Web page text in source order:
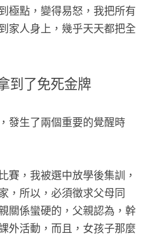
極點，變得易怒，我把所有
家人身上，幾乎天天都把全
到了免死金牌
發生了兩個重要的覺醒時
賽，我被選中放學後集訓，
，所以，必須徵求父母同
關係蠻硬的，父親認為，幹
外活動，而且，女孩子那麼